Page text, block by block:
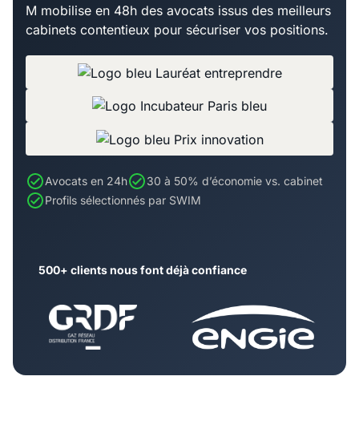
M mobilise en 48h des avocats issus des meilleurs
cabinets contentieux pour sécuriser vos positions.
Avocats en 24h
30 à 50% d’économie vs. cabinet
Profils sélectionnés par SWIM
500+ clients nous font déjà confiance